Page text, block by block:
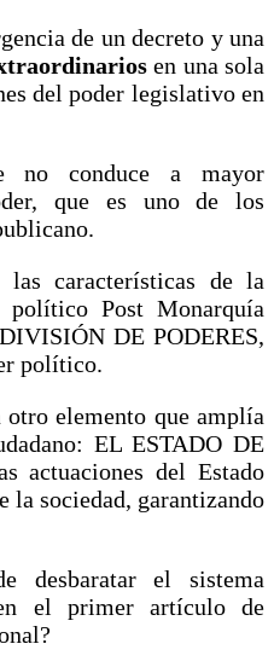
de un decreto y una
en una sola
del poder legislativo en
no conduce a mayor
que es uno de los
las características de la
político Post Monarquía
DE PODERES,
político.
elemento que amplía
EL ESTADO DE
actuaciones del Estado
la sociedad, garantizando
desbaratar el sistema
el primer artículo de